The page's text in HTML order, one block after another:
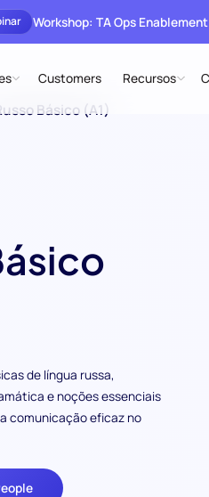
Workshop: TA Ops
Customers Recursos
Básico (A1)
de língua russa,
e noções essenciais
comunicação eficaz no